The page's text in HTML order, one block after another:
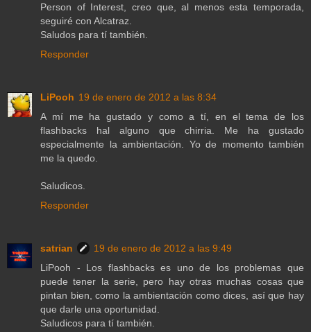
Person of Interest, creo que, al menos esta temporada,
seguiré con Alcatraz.
Saludos para tí también.
Responder
LiPooh 19 de enero de 2012 a las 8:34
A mí me ha gustado y como a tí, en el tema de los
flashbacks hal alguno que chirria. Me ha gustado
especialmente la ambientación. Yo de momento también
me la quedo.
Saludicos.
Responder
satrian
19 de enero de 2012 a las 9:49
LiPooh - Los flashbacks es uno de los problemas que
puede tener la serie, pero hay otras muchas cosas que
pintan bien, como la ambientación como dices, así que hay
que darle una oportunidad.
Saludicos para tí también.